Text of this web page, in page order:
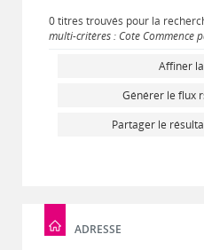
0 titres trouvés pour la
multi-critères : Cote Commence
Affiner
Générer le flux
Partager le
ADRESSE